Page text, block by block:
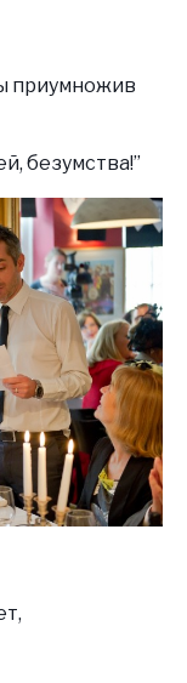
приумножив
безумства!”